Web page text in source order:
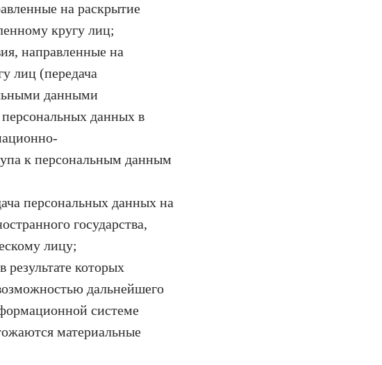
на раскрытие
кругу лиц;
направленные на
лиц (передача
данными
данных в
к персональным данным
персональных данных на
государства,
лицу;
которых
дальнейшего
системе
материальные